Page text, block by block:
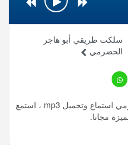
سلكت طريقي أبو هاجر
الحضرمي
سلامي علي النصرة أبو هاجر الحضرمي استماع وتحميل mp3 ، استمع